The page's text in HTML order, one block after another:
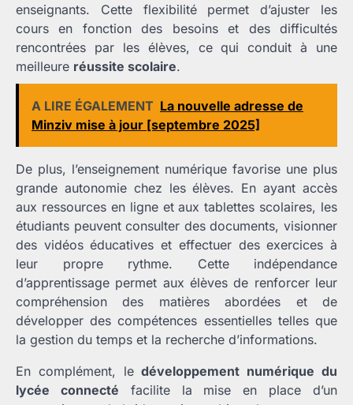
enseignants. Cette flexibilité permet d’ajuster les
cours en fonction des besoins et des difficultés
rencontrées par les élèves, ce qui conduit à une
meilleure réussite scolaire.
A LIRE ÉGALEMENT La nouvelle adresse de
Minziv mise à jour [septembre 2025]
De plus, l’enseignement numérique favorise une plus
grande autonomie chez les élèves. En ayant accès
aux ressources en ligne et aux tablettes scolaires, les
étudiants peuvent consulter des documents, visionner
des vidéos éducatives et effectuer des exercices à
leur propre rythme. Cette indépendance
d’apprentissage permet aux élèves de renforcer leur
compréhension des matières abordées et de
développer des compétences essentielles telles que
la gestion du temps et la recherche d’informations.
En complément, ledéveloppement numérique du
lycée connecté facilite la mise en place d’un